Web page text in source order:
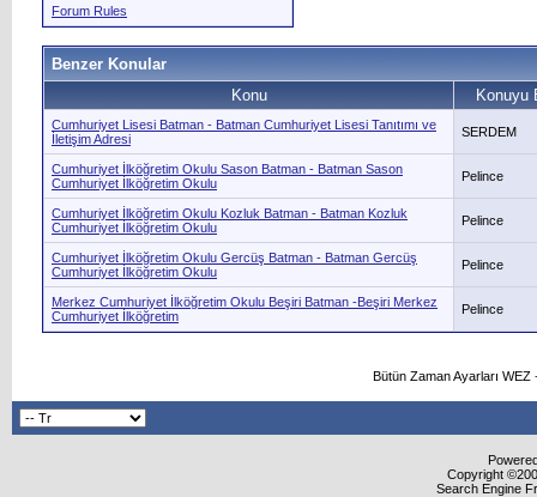
Forum Rules
Benzer Konular
Konu
Konuyu
Cumhuriyet Lisesi Batman - Batman Cumhuriyet Lisesi Tanıtımı ve
İletişim Adresi
SERDEM
Cumhuriyet İlköğretim Okulu Sason Batman - Batman Sason
Cumhuriyet İlköğretim Okulu
Pelince
Cumhuriyet İlköğretim Okulu Kozluk Batman - Batman Kozluk
Cumhuriyet İlköğretim Okulu
Pelince
Cumhuriyet İlköğretim Okulu Gercüş Batman - Batman Gercüş
Cumhuriyet İlköğretim Okulu
Pelince
Merkez Cumhuriyet İlköğretim Okulu Beşiri Batman -Beşiri Merkez
Cumhuriyet İlköğretim
Pelince
Bütün Zaman Ayarları
Copyright
Search Engine